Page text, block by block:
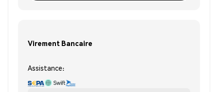
Virement Bancaire
Assistance: